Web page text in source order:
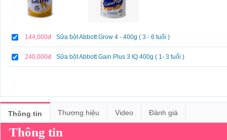
144,000đ Sữa bột Abbott Grow 4 - 400g ( 3 - 6 tuổi )
240,000đ Sữa bột Abbott Gain Plus 3 IQ 400g ( 1- 3 tuổi )
Thông tin Thương hiệu Video Đánh giá
Thông tin